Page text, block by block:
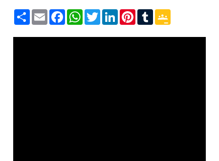
ShareEmailFacebookWhatsApp
TwitterLinkedInPinterest
Tumblr